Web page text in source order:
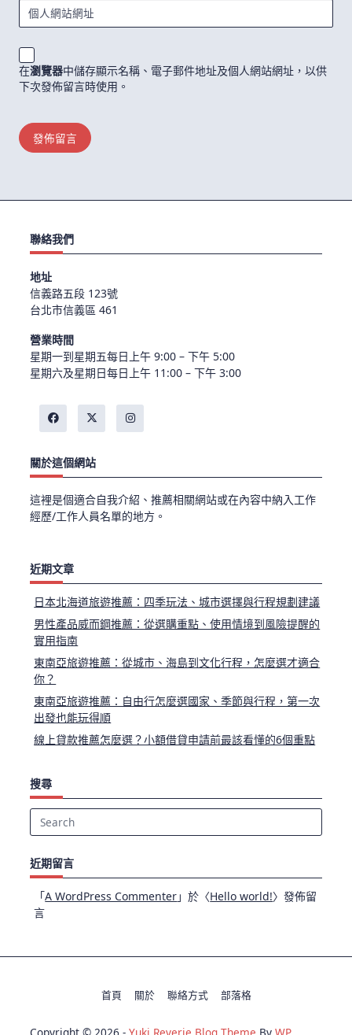
個人網站網址
在瀏覽器中儲存顯示名稱、電子郵件地址及個人網站網址，以供
下次發佈留言時使用。
聯絡我們
地址
信義路五段 123號
台北市信義區 461
營業時間
星期一到星期五每日上午 9:00 – 下午 5:00
星期六及星期日每日上午 11:00 – 下午 3:00
關於這個網站
這裡是個適合自我介紹、推薦相關網站或在內容中納入工作
經歷/工作人員名單的地方。
近期文章
日本北海道旅遊推薦：四季玩法、城市選擇與行程規劃建議
男性產品威而鋼推薦：從選購重點、使用情境到風險提醒的
實用指南
東南亞旅遊推薦：從城市、海島到文化行程，怎麼選才適合
你？
東南亞旅遊推薦：自由行怎麼選國家、季節與行程，第一次
出發也能玩得順
線上貸款推薦怎麼選？小額借貸申請前最該看懂的6個重點
搜尋
Search
近期留言
「A WordPress Commenter」於〈Hello world!〉發佈留
言
首頁 關於 聯絡方式 部落格